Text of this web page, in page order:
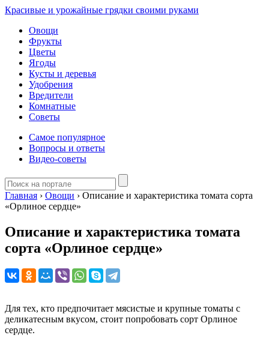
Красивые и урожайные грядки своими руками
Овощи
Фрукты
Цветы
Ягоды
Кусты и деревья
Удобрения
Вредители
Комнатные
Советы
Самое популярное
Вопросы и ответы
Видео-советы
Главная › Овощи › Описание и характеристика томата сорта
«Орлиное сердце»
Описание и характеристика томата
сорта «Орлиное сердце»
Для тех, кто предпочитает мясистые и крупные томаты с
деликатесным вкусом, стоит попробовать сорт Орлиное
сердце.